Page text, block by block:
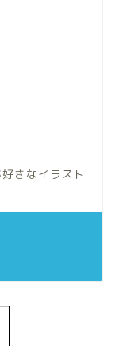
きなイラスト